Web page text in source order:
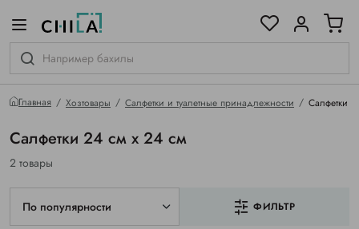
Главная Хозтовары Салфетки и туалетные принадлежности Салфетки
Салфетки 24 см х 24 см
2 товары
По популярности ФИЛЬТР
гамме